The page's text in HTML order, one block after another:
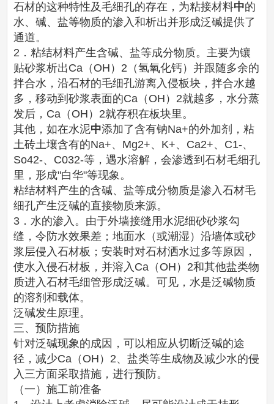
石材的这种特性及毛细孔的存在，为粘接材料中的
水、碱、盐等物质的渗入和析出并形成泛碱提供了
通道。
2．粘结材料产生含碱、盐等成分物质。主要为镶
贴砂浆析出Ca（OH）2（氢氧化钙）并跟随多余的
拌合水，沿石材的毛细孔游离入侵板块，拌合水越
多，移动到砂浆表面的Ca（OH）2就越多，水分蒸
发后，Ca（OH）2就存积在板块里。
其他，如在水泥中添加了含有钠Na+的外加剂，粘
土砖土壤含有的Na+、Mg2+、K+、Ca2+、C1-、
So42-、C032-等，遇水溶解，会渗透到石材毛细孔
里，形成"白华"等现象。
粘结材料产生的含碱、盐等成分物质是渗入石材毛
细孔产生泛碱的直接物质来源。
3．水的渗入。由于外墙接缝用水泥细砂砂浆勾
缝，令防水效果差；地面水（或潮湿）沿墙体或砂
浆层侵入石材板；安装时对石材洒水过多等原因，
使水入侵石材板，并溶入Ca（OH）2和其他盐类物
质进入石材毛细管形成泛碱。可见，水是泛碱物质
的溶剂和载体。
泛碱发生原理。
三、预防措施
针对泛碱现象的成因，可以相应从切断泛碱的途
径，减少Ca（OH）2、盐类等生成物及减少水的侵
入三方面采取措施，进行预防。
（一）施工前准备